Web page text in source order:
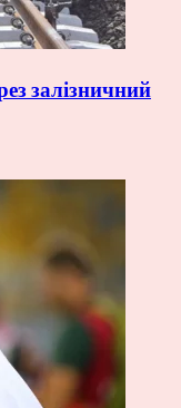
залізничний